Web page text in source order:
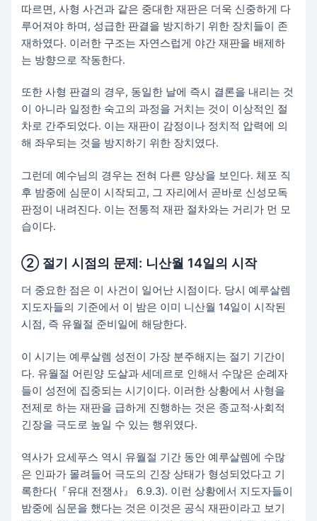
따르면, 사형 사건과 같은 중대한 재판은 더욱 신중하게 다
루어져야 하며, 성급한 판결을 방지하기 위한 장치들이 존
재하였다. 이러한 구조는 자연스럽게 야간 재판을 배제하
는 방향으로 작동한다.
또한 사형 판결의 경우, 동일한 날에 즉시 결론을 내리는 것
이 아니라 일정한 숙고의 과정을 거치는 것이 이상적인 절
차로 간주되었다. 이는 재판이 감정이나 정치적 압력에 의
해 좌우되는 것을 방지하기 위한 장치였다.
그런데 예수님의 경우는 전혀 다른 양상을 보인다. 체포 직
후 밤중에 심문이 시작되고, 그 자리에서 곧바로 신성모독
판정이 내려진다. 이는 전통적 재판 절차와는 거리가 먼 모
습이다.
② 절기 시점의 문제: 니산월 14일의 시작
더 중요한 점은 이 사건이 일어난 시점이다. 당시 예루살렘
지도자들의 기준에서 이 밤은 이미 니산월 14일이 시작된
시점, 즉 유월절 준비일에 해당한다.
이 시기는 예루살렘 성전이 가장 분주해지는 절기 기간이
다. 유월절 어린양 도살과 세데르로 인해서 수많은 순례자
들이 성전에 집중되는 시기이다. 이러한 상황에서 사형을
전제로 하는 재판을 급하게 진행하는 것은 종교적·사회적
긴장을 극도로 높일 수 있는 행위였다.
역사가 요세푸스 역시 유월절 기간 동안 예루살렘에 수많
은 인파가 몰려들어 극도의 긴장 상태가 형성되었다고 기
록한다(『유대 전쟁사』 6.9.3). 이런 상황에서 지도자들이
밤중에 심문을 했다는 것은 이것은 공식 재판이라고 보기